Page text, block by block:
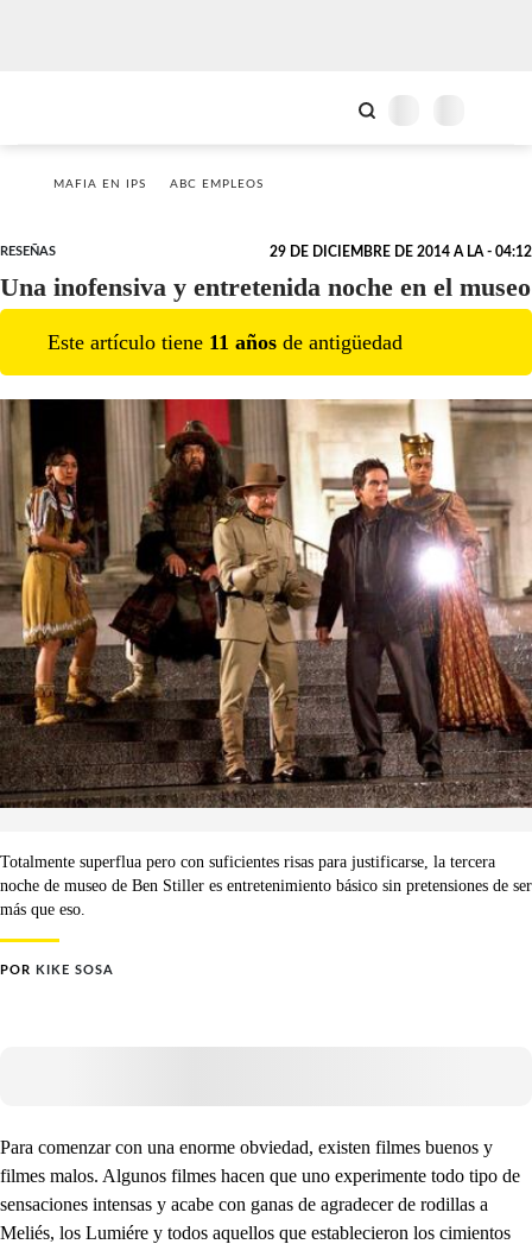
MAFIA EN IPS ABC EMPLEOS
RESEÑAS 29 DE DICIEMBRE DE 2014 A LA - 04:12
Una inofensiva y entretenida noche en el museo
Este artículo tiene 11 años de antigüedad
Totalmente superflua pero con suficientes risas para justificarse, la tercera
noche de museo de Ben Stiller es entretenimiento básico sin pretensiones de ser
más que eso.
POR KIKE SOSA
Para comenzar con una enorme obviedad, existen filmes buenos y
filmes malos. Algunos filmes hacen que uno experimente todo tipo de
sensaciones intensas y acabe con ganas de agradecer de rodillas a
Meliés, los Lumiére y todos aquellos que establecieron los cimientos